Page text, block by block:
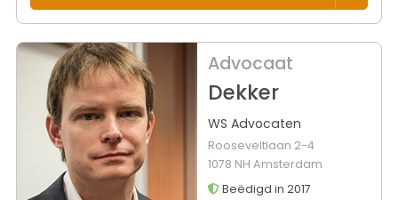
Advocaat
Dekker
WS Advocaten
Rooseveltlaan 2-4
1078 NH Amsterdam
Beëdigd in 2017